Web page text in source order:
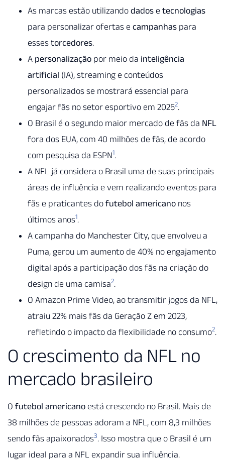
As marcas estão utilizando dados e tecnologias
para personalizar ofertas e campanhas para
esses torcedores.
A personalização por meio da inteligência
artificial (IA), streaming e conteúdos
personalizados se mostrará essencial para
engajar fãs no setor esportivo em 20252.
O Brasil é o segundo maior mercado de fãs da NFL
fora dos EUA, com 40 milhões de fãs, de acordo
com pesquisa da ESPN1.
A NFL já considera o Brasil uma de suas principais
áreas de influência e vem realizando eventos para
fãs e praticantes do futebol americano nos
últimos anos1.
A campanha do Manchester City, que envolveu a
Puma, gerou um aumento de 40% no engajamento
digital após a participação dos fãs na criação do
design de uma camisa2.
O Amazon Prime Video, ao transmitir jogos da NFL,
atraiu 22% mais fãs da Geração Z em 2023,
refletindo o impacto da flexibilidade no consumo2.
O crescimento da NFL no
mercado brasileiro
O futebol americano está crescendo no Brasil. Mais de
38 milhões de pessoas adoram a NFL, com 8,3 milhões
sendo fãs apaixonados3. Isso mostra que o Brasil é um
lugar ideal para a NFL expandir sua influência.